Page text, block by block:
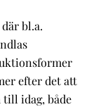
bl.a.
efter det att
idag, både